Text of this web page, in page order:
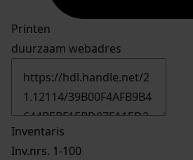
Printen
duurzaam webadres
Inventaris
Inv.nrs. 1-100